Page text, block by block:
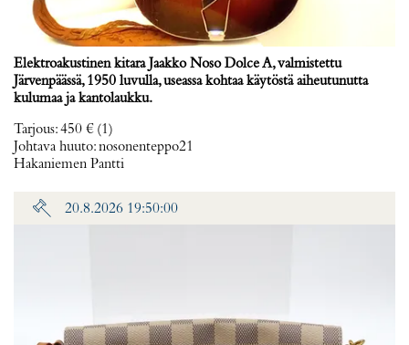
Elektroakustinen kitara Jaakko Noso Dolce A, valmistettu
Järvenpäässä, 1950 luvulla, useassa kohtaa käytöstä aiheutunutta
kulumaa ja kantolaukku.
Tarjous:450 € (1)
Johtava huuto:nosonenteppo21
Hakaniemen Pantti
20.8.2026 19:50:00